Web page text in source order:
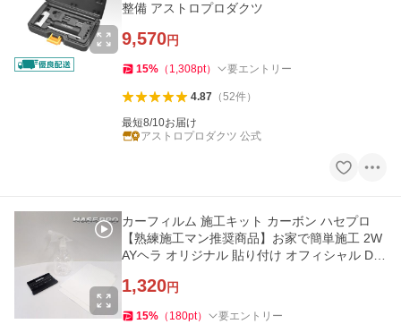
整備 アストロプロダクツ
9,570円
15% （ 1,308pt） 要エントリー
4.87（52件）
最短8/10お届け
アストロプロダクツ 公式
カーフィルム 施工キット カーボン ハセプロ
【熟練施工マン推奨商品】お家で簡単施工 2W
AYヘラ オリジナル 貼り付け オフィシャル DIY
1,320円
15% （ 180pt） 要エントリー